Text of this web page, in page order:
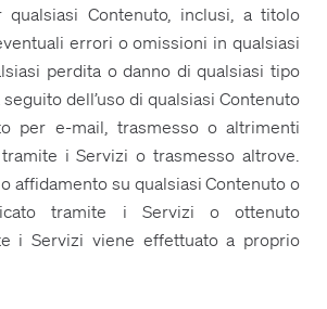
qualsiasi Contenuto, inclusi, a titolo
errori o omissioni in qualsiasi
perdita o danno di qualsiasi tipo
dell’uso di qualsiasi Contenuto
per e-mail, trasmesso o altrimenti
i Servizi o trasmesso altrove.
affidamento su qualsiasi Contenuto o
tramite i Servizi o ottenuto
i Servizi viene effettuato a proprio